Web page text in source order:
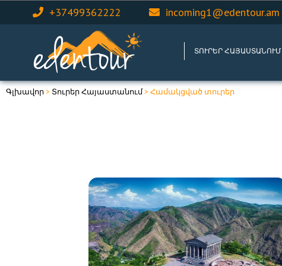
+37499362222 incoming1@edentour.am
ՏՈՒՐԵՐ ՀԱՅԱՍՏԱՆՈՒՄ
Գլխավոր> Տուրեր Հայաստանում> Համակցված տուրեր